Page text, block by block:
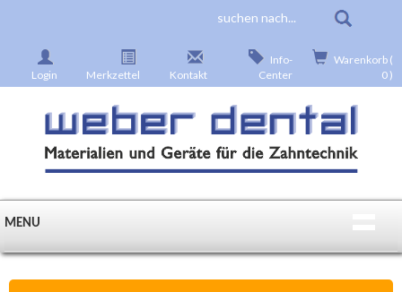
Login Merkzettel Kontakt
Info-
Center
Warenkorb (
0 )
MENU